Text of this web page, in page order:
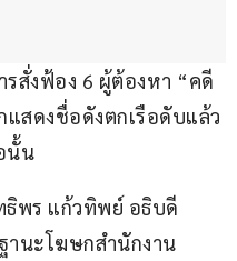
สั่งฟ้อง 6 ผู้ต้องหา “คดี
สดงชื่อดังตกเรือดับแล้ว
นั้น
ธิพร แก้วทิพย์ อธิบดี
านะโฆษกสำนักงาน